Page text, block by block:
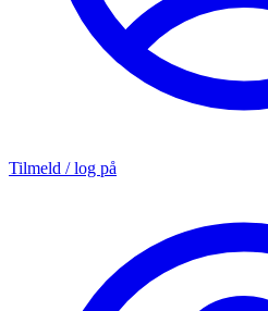
Tilmeld / log på